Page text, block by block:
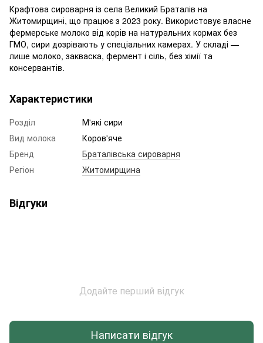
Крафтова сироварня із села Великий Браталів на
Житомирщині, що працює з 2023 року. Використовує власне
фермерське молоко від корів на натуральних кормах без
ГМО, сири дозрівають у спеціальних камерах. У складі —
лише молоко, закваска, фермент і сіль, без хімії та
консервантів.
Характеристики
Розділ
М'які сири
Вид молока
Коров'яче
Бренд
Браталівська сироварня
Регіон
Житомирщина
Відгуки
Додайте перший відгук
Написати відгук